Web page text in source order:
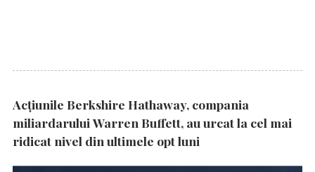
Acțiunile Berkshire Hathaway, compania
miliardarului Warren Buffett, au urcat la cel mai
ridicat nivel din ultimele opt luni